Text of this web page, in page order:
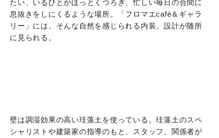
たい、いるひとがほっとくつろぎ、忙しい毎日の合間に
息抜きをしにくるような場所。「フロマエcafé＆ギャラ
リー」には、そんな自然を感じられる内装、設計が随所
に見られる。
壁は調湿効果の高い珪藻土を使っている。珪藻土のスペ
シャリストや建築家の指導のもと、スタッフ、関係者が